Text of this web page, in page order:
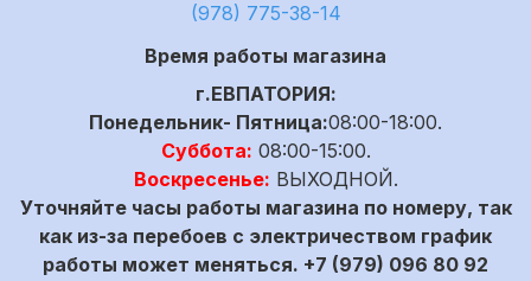
(978) 775-38-14
Время работы магазина
г.ЕВПАТОРИЯ:
Понедельник- Пятница:08:00-18:00.
Суббота: 08:00-15:00.
Воскресенье: ВЫХОДНОЙ.
Уточняйте часы работы магазина по номеру, так
как из-за перебоев с электричеством график
работы может меняться. +7 (979) 096 80 92